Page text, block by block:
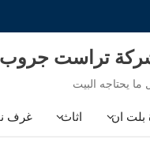
تراست جروب
ما يحتاجه البيت
بلت ان اثاث غرف